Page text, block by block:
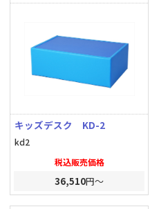
キッズデスク KD-2
kd2
税込販売価格
36,510円～